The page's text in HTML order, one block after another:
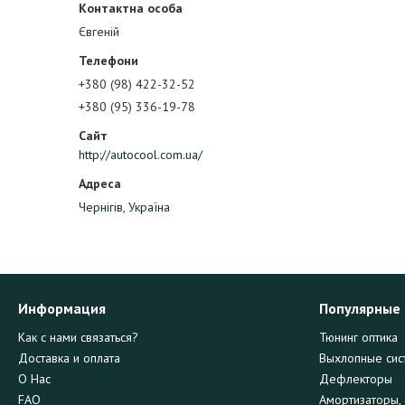
Євгеній
+380 (98) 422-32-52
+380 (95) 336-19-78
http://autocool.com.ua/
Чернігів, Україна
Информация
Как с нами связаться?
Доставка и оплата
О Нас
FAQ
Тюнинг оптика
Выхлопные
Дефлекторы
Амортизаторы,